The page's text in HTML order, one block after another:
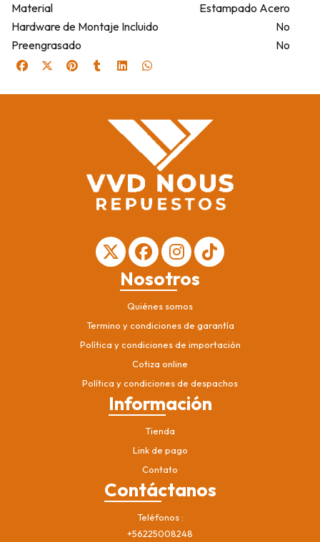
Material
Estampado Acero
Hardware de Montaje Incluido
No
Preengrasado
No
Nosotros
Quiénes somos
Termino y condiciones de garantía
Política y condiciones de importación
Cotiza online
Política y condiciones de despachos
Información
Tienda
Link de pago
Contato
Contáctanos
Teléfonos
+56225008248